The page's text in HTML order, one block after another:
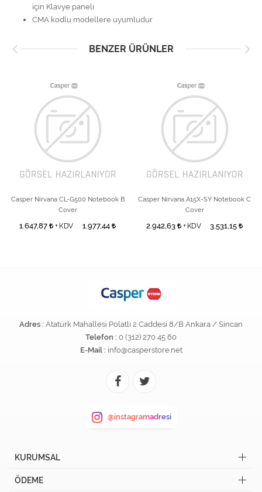
için Klavye paneli
CMA kodlu modellere uyumludur
BENZER ÜRÜNLER
Casper Nirvana CL-G500 Notebook B
Cover
1.647,87 + KDV 1.977,44
Casper Nirvana A15X-SY Notebook C
Cover
2.942,63 + KDV 3.531,15
Adres : Atatürk Mahallesi Polatlı 2 Caddesi 8/B Ankara / Sincan
Telefon : 0 (312) 270 45 60
E-Mail : info@casperstore.net
@instagramadresi
KURUMSAL
ÖDEME